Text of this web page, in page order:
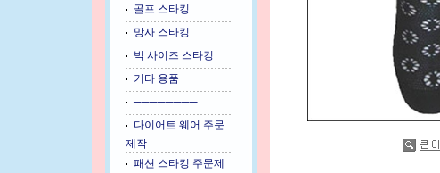
골프 스타킹
망사 스타킹
빅 사이즈 스타킹
기타 용품
────────
다이어트 웨어 주문
제작
패션 스타킹 주문제